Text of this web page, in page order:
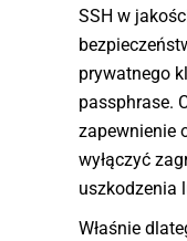
SSH w
prywatnego
passphrase.
zapewnienie
wyłączyć
uszkodzenia
Właśnie